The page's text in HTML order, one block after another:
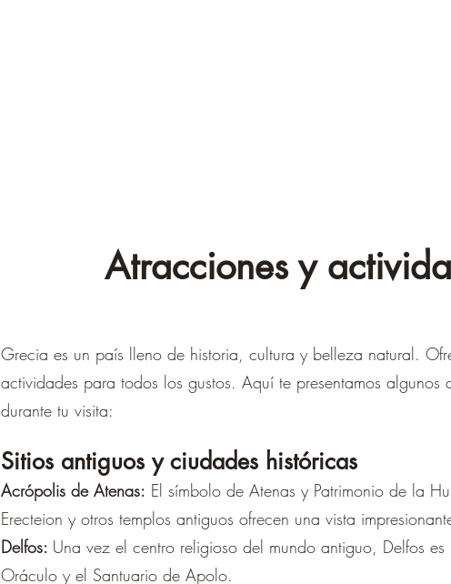
Atracciones y
Grecia es un país lleno de historia, cultura y belleza natural.
actividades para todos los gustos. Aquí te presentamos
durante tu visita:
Sitios antiguos y ciudades históricas
Acrópolis de Atenas: El símbolo de Atenas y Patrimonio de la
Erecteion y otros templos antiguos ofrecen una vista
Delfos: Una vez el centro religioso del mundo antiguo, Delfos
Oráculo y el Santuario de Apolo.